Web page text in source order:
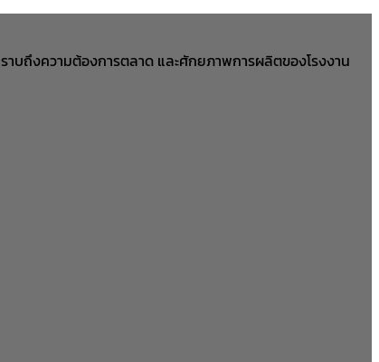
าบถึงความต้องการตลาด และศักยภาพการผลิตของโรงงาน